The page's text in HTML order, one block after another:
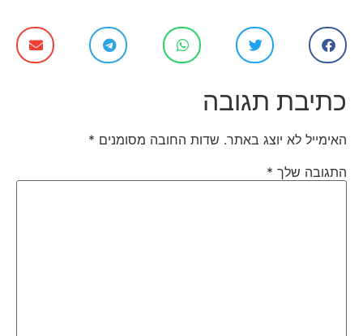
כתיבת תגובה
האימייל לא יוצג באתר. שדות החובה מסומנים *
התגובה שלך *